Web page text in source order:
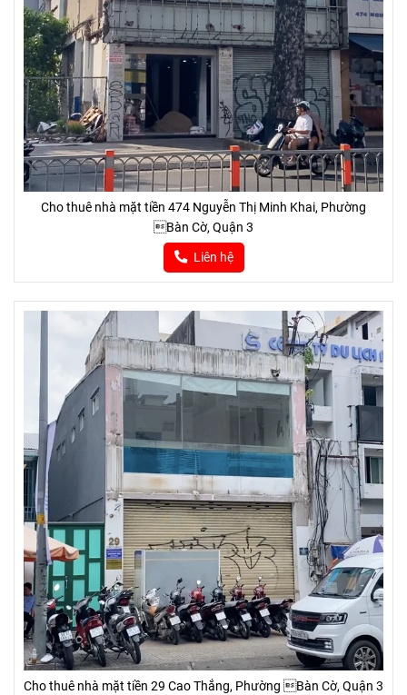
Cho thuê nhà mặt tiền 474 Nguyễn Thị Minh Khai, Phường
Bàn Cờ, Quận 3
Liên hệ
Cho thuê nhà mặt tiền 29 Cao Thắng, Phường Bàn Cờ, Quận 3